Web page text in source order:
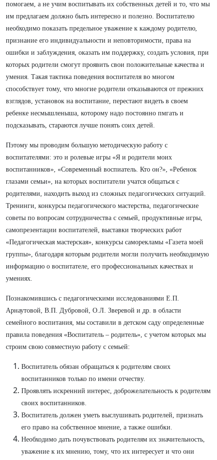
помогаем, а не учим воспитывать их собственных детей и то, что мы
им предлагаем должно быть интересно и полезно. Воспитателю
необходимо показать предельное уважение к каждому родителю,
признание его индивидуальности и неповторимости, права на
ошибки и заблуждения, оказать им поддержку, создать условия, при
которых родители смогут проявить свои положительные качества и
умения. Такая тактика поведения воспитателя во многом
способствует тому, что многие родители отказываются от прежних
взглядов, установок на воспитание, перестают видеть в своем
ребенке несмышленыша, которому надо постоянно пмгать и
подсказывать, стараются лучше понять соих детей.
Пэтому мы проводим большую методическую работу с
воспитателями: это и ролевые игры «Я и родители моих
воспитанников», «Современный воспиатель. Кто он?», «Ребенок
глазами семьи», на которых воспитатели учатся общаться с
родителями, находить выход из сложных педагогических ситуаций.
Тренинги, конкурсы педагогического мастерства, педагогические
советы по вопросам сотрудничества с семьей, продуктивные игры,
самопрезентации воспитателей, выставки творческих работ
«Педагогическая мастерская», конкурсы саморекламы «Газета моей
группы», благодаря которым родители могли получить необходимую
информацию о воспитателе, его профессиональных качествах и
умениях.
Познакомившись с педагогическими исследованиями Е.П.
Арнаутовой, В.П. Дубровой, О.Л. Зверевой и др. в области
семейного воспитания, мы составили в детском саду определенные
правила поведения «Воспитатель – родитель», с учетом которых мы
строим свою совместную работу с семьей:
Воспитатель обязан обращаться к родителям своих
воспитанников только по имени отчеству.
Проявлять искренний интерес, доброжелательность к родителям
своих воспитанников.
Воспитатель должен уметь выслушивать родителей, признать
его право на собственное мнение, а также ошибки.
Необходимо дать почувствовать родителям их значительность,
уважение к их мнению, тому, что их интересует и что они